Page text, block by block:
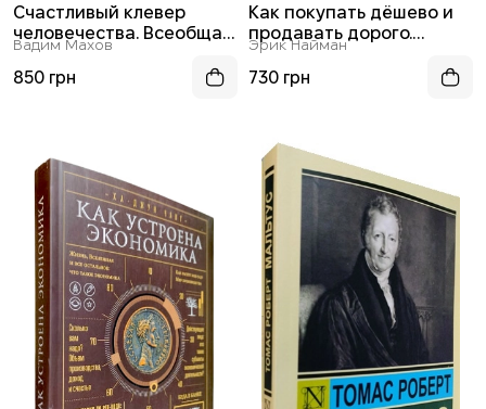
Счастливый клевер
человечества. Всеобщая
история открытий,
технологий,
Вадим Махов
850 грн
Как покупать дёшево и
продавать дорого.
Пособие для разумного
инвестора
Эрик Найман
730 грн